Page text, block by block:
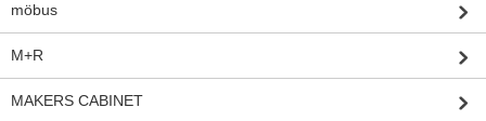
möbus
M+R
MAKERS CABINET